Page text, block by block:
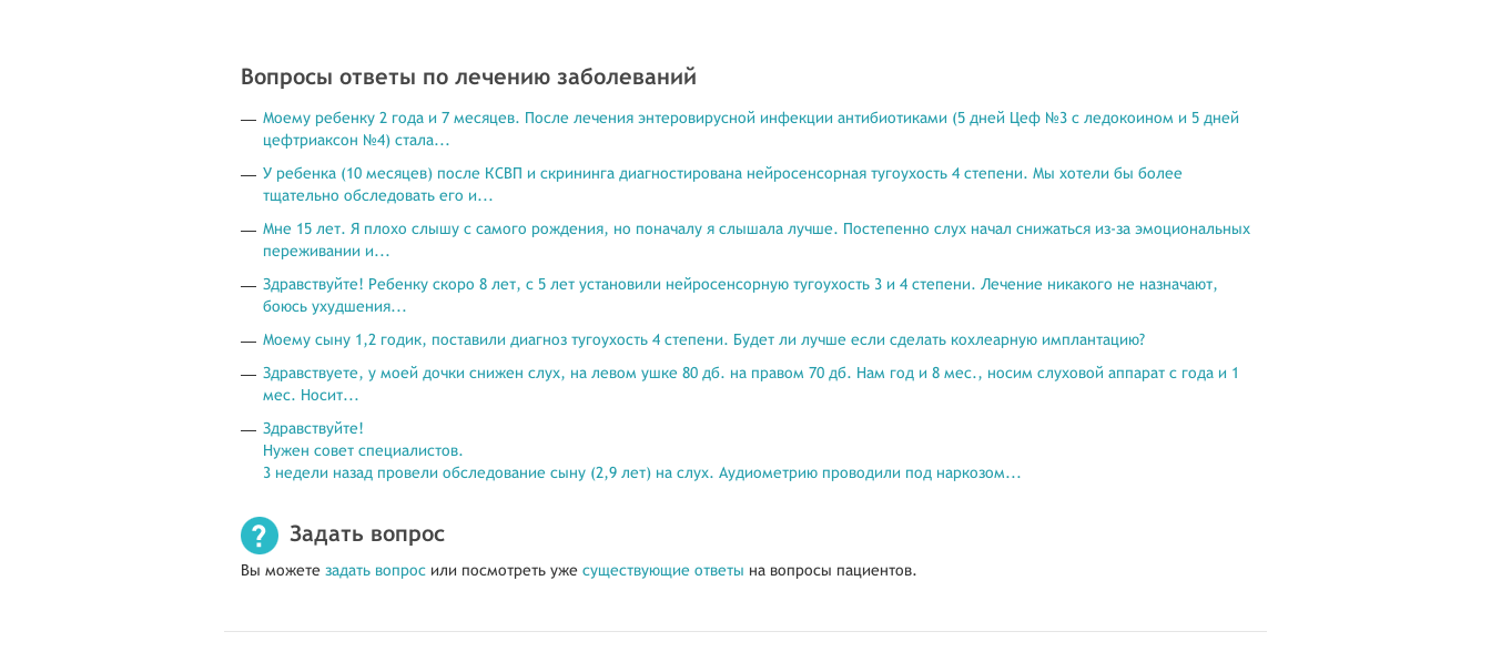
Вопросы ответы по лечению заболеваний
Моему ребенку 2 года и 7 месяцев. После лечения энтеровирусной инфекции антибиотиками (5 дней Цеф №3 с ледокоином и 5 дней
цефтриаксон №4) стала...
У ребенка (10 месяцев) после КСВП и скрининга диагностирована нейросенсорная тугоухость 4 степени. Мы хотели бы более
тщательно обследовать его и...
Мне 15 лет. Я плохо слышу с самого рождения, но поначалу я слышала лучше. Постепенно слух начал снижаться из-за эмоциональных
переживании и...
Здравствуйте! Ребенку скоро 8 лет, с 5 лет установили нейросенсорную тугоухость 3 и 4 степени. Лечение никакого не назначают,
боюсь ухудшения...
Моему сыну 1,2 годик, поставили диагноз тугоухость 4 степени. Будет ли лучше если сделать кохлеарную имплантацию?
Здравствуете, у моей дочки снижен слух, на левом ушке 80 дб. на правом 70 дб. Нам год и 8 мес., носим слуховой аппарат с года и 1
мес. Носит...
Здравствуйте!
Нужен совет специалистов.
3 недели назад провели обследование сыну (2,9 лет) на слух. Аудиометрию проводили под наркозом...
Задать вопрос
Вы можете задать вопрос или посмотреть уже существующие ответы на вопросы пациентов.